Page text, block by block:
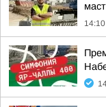
14:10